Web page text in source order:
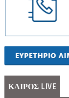
ΚΑΙΡΟΣ LIVE